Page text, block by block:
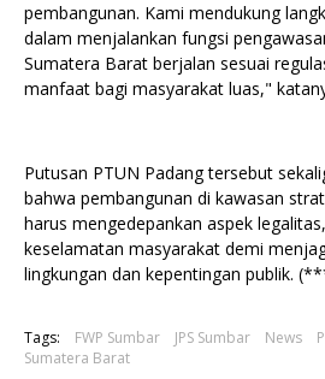
pembangunan. Kami mendukung
dalam menjalankan fungsi
Sumatera Barat berjalan sesuai
manfaat bagi masyarakat luas,"
Putusan PTUN Padang tersebut
bahwa pembangunan di kawasan
harus mengedepankan aspek
keselamatan masyarakat demi
lingkungan dan kepentingan publik.
Tags: FWP Sumbar JPS Sumbar News
Sumatera Barat